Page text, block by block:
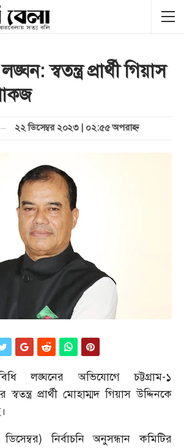
স্বতন্ত্র প্রার্থী গিয়াস
২২ ডিসেম্বর ২০২৩ | ০২:৫৫ অপরাহ্ণ
লঙ্ঘনের অভিযোগে চট্টগ্রাম-১
প্রার্থী মোহাম্মদ গিয়াস উদ্দিনকে
নির্বাচনি অনুসন্ধান কমিটির